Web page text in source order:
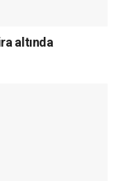
altında